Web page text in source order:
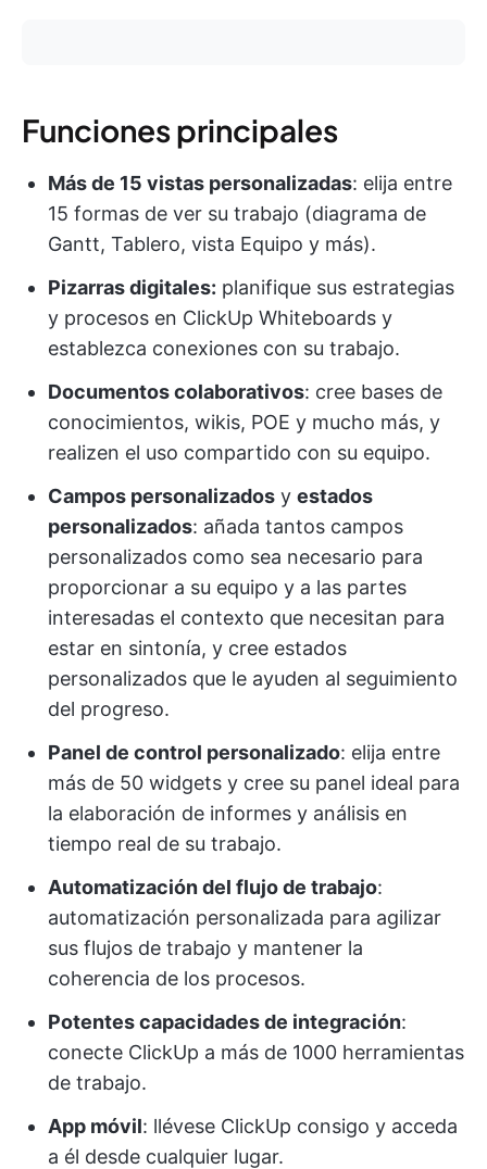
Funciones principales
Más de 15 vistas personalizadas: elija entre
15 formas de ver su trabajo (diagrama de
Gantt, Tablero, vista Equipo y más).
Pizarras digitales: planifique sus estrategias
y procesos en ClickUp Whiteboards y
establezca conexiones con su trabajo.
Documentos colaborativos: cree bases de
conocimientos, wikis, POE y mucho más, y
realizen el uso compartido con su equipo.
Campos personalizados y estados
personalizados: añada tantos campos
personalizados como sea necesario para
proporcionar a su equipo y a las partes
interesadas el contexto que necesitan para
estar en sintonía, y cree estados
personalizados que le ayuden al seguimiento
del progreso.
Panel de control personalizado: elija entre
más de 50 widgets y cree su panel ideal para
la elaboración de informes y análisis en
tiempo real de su trabajo.
Automatización del flujo de trabajo:
automatización personalizada para agilizar
sus flujos de trabajo y mantener la
coherencia de los procesos.
Potentes capacidades de integración:
conecte ClickUp a más de 1000 herramientas
de trabajo.
App móvil: llévese ClickUp consigo y acceda
a él desde cualquier lugar.